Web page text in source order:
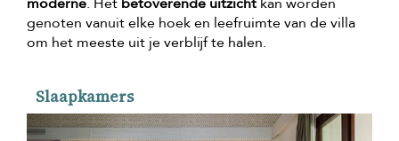
genoten vanuit elke hoek en leefruimte van de villa
om het meeste uit je verblijf te halen.
Slaapkamers